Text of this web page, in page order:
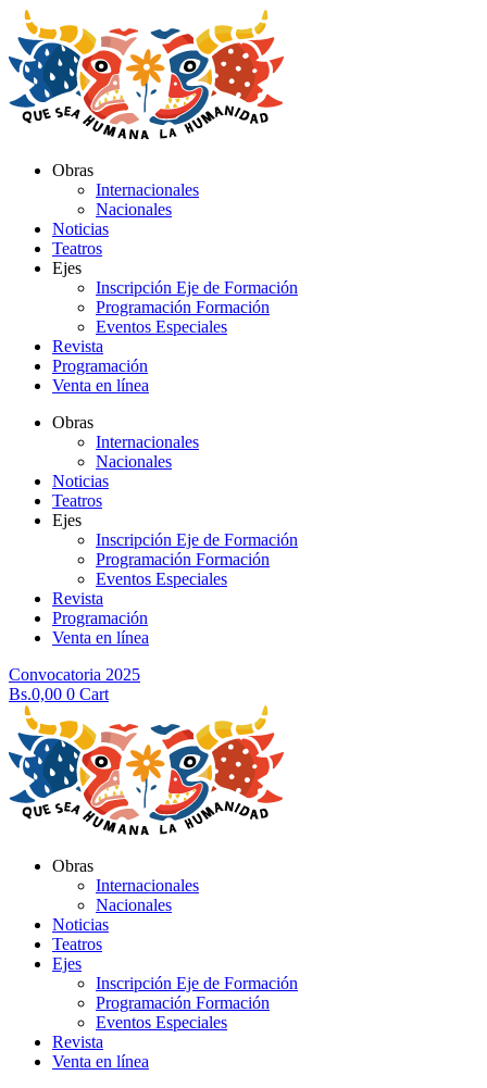
al
contenido
Obras
Internacionales
Nacionales
Noticias
Teatros
Ejes
Inscripción Eje de Formación
Programación Formación
Eventos Especiales
Revista
Programación
Venta en línea
Obras
Internacionales
Nacionales
Noticias
Teatros
Ejes
Inscripción Eje de Formación
Programación Formación
Eventos Especiales
Revista
Programación
Venta en línea
Convocatoria 2025
Bs.0,00 0 Cart
Obras
Internacionales
Nacionales
Noticias
Teatros
Ejes
Inscripción Eje de Formación
Programación Formación
Eventos Especiales
Revista
Venta en línea